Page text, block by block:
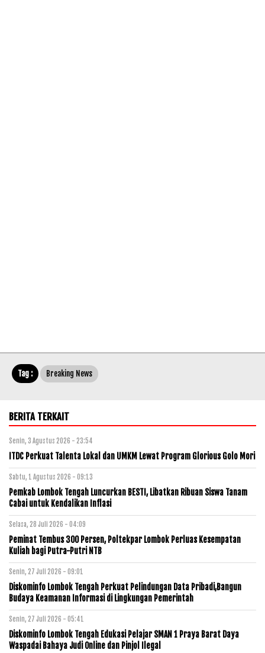
Tag : Breaking News
BERITA TERKAIT
Senin, 3 Agustus 2026 - 23:54
ITDC Perkuat Talenta Lokal dan UMKM Lewat Program Glorious Golo Mori
Sabtu, 1 Agustus 2026 - 09:13
Pemkab Lombok Tengah Luncurkan BESTI, Libatkan Ribuan Siswa Tanam
Cabai untuk Kendalikan Inflasi
Selasa, 28 Juli 2026 - 04:09
Peminat Tembus 300 Persen, Poltekpar Lombok Perluas Kesempatan
Kuliah bagi Putra-Putri NTB
Senin, 27 Juli 2026 - 09:01
Diskominfo Lombok Tengah Perkuat Pelindungan Data Pribadi,Bangun
Budaya Keamanan Informasi di Lingkungan Pemerintah
Senin, 27 Juli 2026 - 05:41
Diskominfo Lombok Tengah Edukasi Pelajar SMAN 1 Praya Barat Daya
Waspadai Bahaya Judi Online dan Pinjol Ilegal